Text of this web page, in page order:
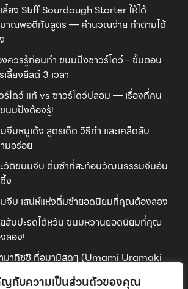
ญกับความเป็นส่วนตัวของคุณ
ลี้ยง Stiff Sourdough Starter ให้ได้
าณพอดีกับสูตร — คำนวณง่าย ทำตามได้
งควรรู้ก่อนทำ ขนมปังซาวร์โดว์ - ขั้นตอน
เลี้ยงยีสต์ 3 เวลา
ร์โดว์ แท้ vs ซาวร์โดว์ปลอม — เรื่องที่คน
นมปังต้องรู้!
จีบหมูเด้ง สูตรเด็ด วิธีทำ และเคล็ดลับ
มอร่อย
วัติขนมจีบ ติ่มซำที่สะท้อนวัฒนธรรมจีนอัน
ง
จีบ เสน่ห์แห่งติ่มซำยอดนิยมที่คุณต้องลอง
สับปะรดไต้หวัน ขนมหวานยอดนิยมที่คุณ
ลอง!
มากิซูชิ ที่อูมามิสุดๆ (Umami Uramaki
ทำง่ายที่บ้าน!